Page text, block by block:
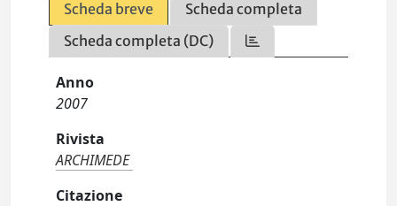
Scheda breve
Scheda completa
Scheda completa (DC)
Anno
2007
Rivista
ARCHIMEDE
Citazione